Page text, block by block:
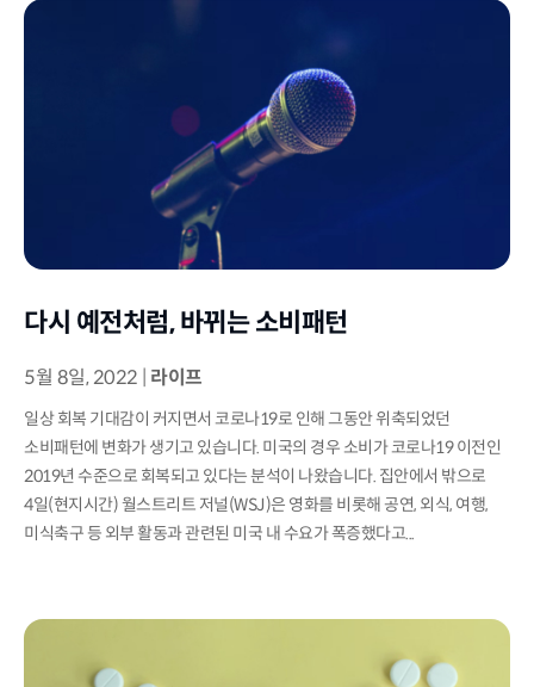
다시 예전처럼, 바뀌는 소비패턴
5월 8일, 2022 | 라이프
일상 회복 기대감이 커지면서 코로나19로 인해 그동안 위축되었던
소비패턴에 변화가 생기고 있습니다. 미국의 경우 소비가 코로나19 이전인
2019년 수준으로 회복되고 있다는 분석이 나왔습니다. 집안에서 밖으로
4일(현지시간) 월스트리트 저널(WSJ)은 영화를 비롯해 공연, 외식, 여행,
미식축구 등 외부 활동과 관련된 미국 내 수요가 폭증했다고...